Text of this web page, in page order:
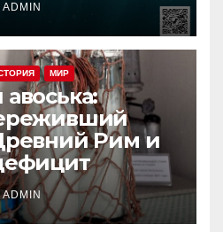
ADMIN
МИР
Рим и
ADMIN